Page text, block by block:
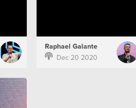
Raphael Galante
Dec 20 2020